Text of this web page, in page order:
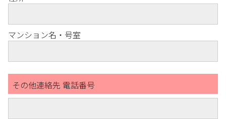
マンション名・号室
その他連絡先 電話番号